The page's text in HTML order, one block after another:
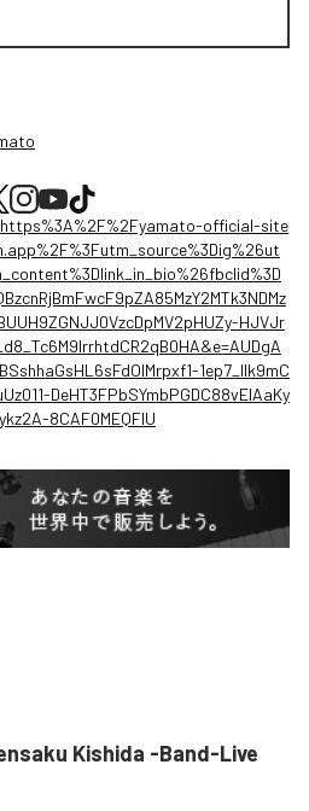
official-site
HJVJr
1ep7_llk9mC
DeHT3FPbSYmbPGDC88vEIAaKy
8CAF0MEQFIU
Kishida -Band-Live